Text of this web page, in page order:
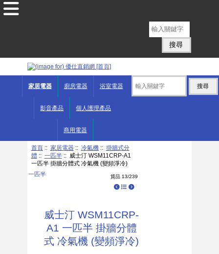
家居電器 廚房電器 浴室電器
影音產品 個人護理產品
商用電器
首頁:: 家居電器:: 冷氣機:: 掛牆式分
體 :: 一匹半:: 威士汀 WSM11CRP-A1
一匹半 掛牆分體式 冷氣機 (變頻淨冷)
一匹半
貨品 13/239
威士汀 WSM11CRP-
A1 一匹半 掛牆分體
式 冷氣機 (變頻淨冷)